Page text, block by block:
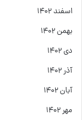
اسفند ۱۴۰۲
بهمن ۱۴۰۲
دی ۱۴۰۲
آذر ۱۴۰۲
آبان ۱۴۰۲
مهر ۱۴۰۲